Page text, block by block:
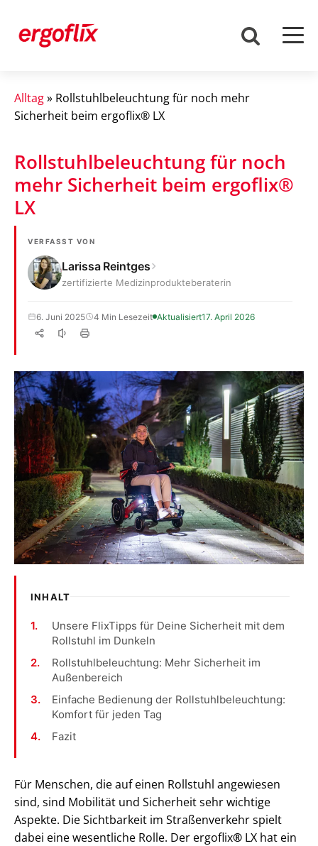
Alltag» Rollstuhlbeleuchtung für noch mehr
Sicherheit beim ergoflix® LX
Rollstuhlbeleuchtung für noch
mehr Sicherheit beim ergoflix®
LX
VERFASST VON
Larissa Reintges
zertifizierte Medizinprodukteberaterin
6. Juni 2025 4 Min Lesezeit Aktualisiert17. April 2026
INHALT
Unsere FlixTipps für Deine Sicherheit mit dem
Rollstuhl im Dunkeln
Rollstuhlbeleuchtung: Mehr Sicherheit im
Außenbereich
Einfache Bedienung der Rollstuhlbeleuchtung:
Komfort für jeden Tag
Fazit
Für Menschen, die auf einen Rollstuhl angewiesen
sind, sind Mobilität und Sicherheit sehr wichtige
Aspekte. Die Sichtbarkeit im Straßenverkehr spielt
dabei eine wesentliche Rolle. Der ergoflix® LX hat ein